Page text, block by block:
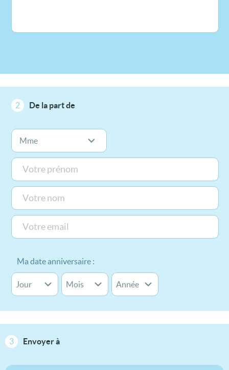
2 De la part de
Ma date anniversaire :
3 Envoyer à